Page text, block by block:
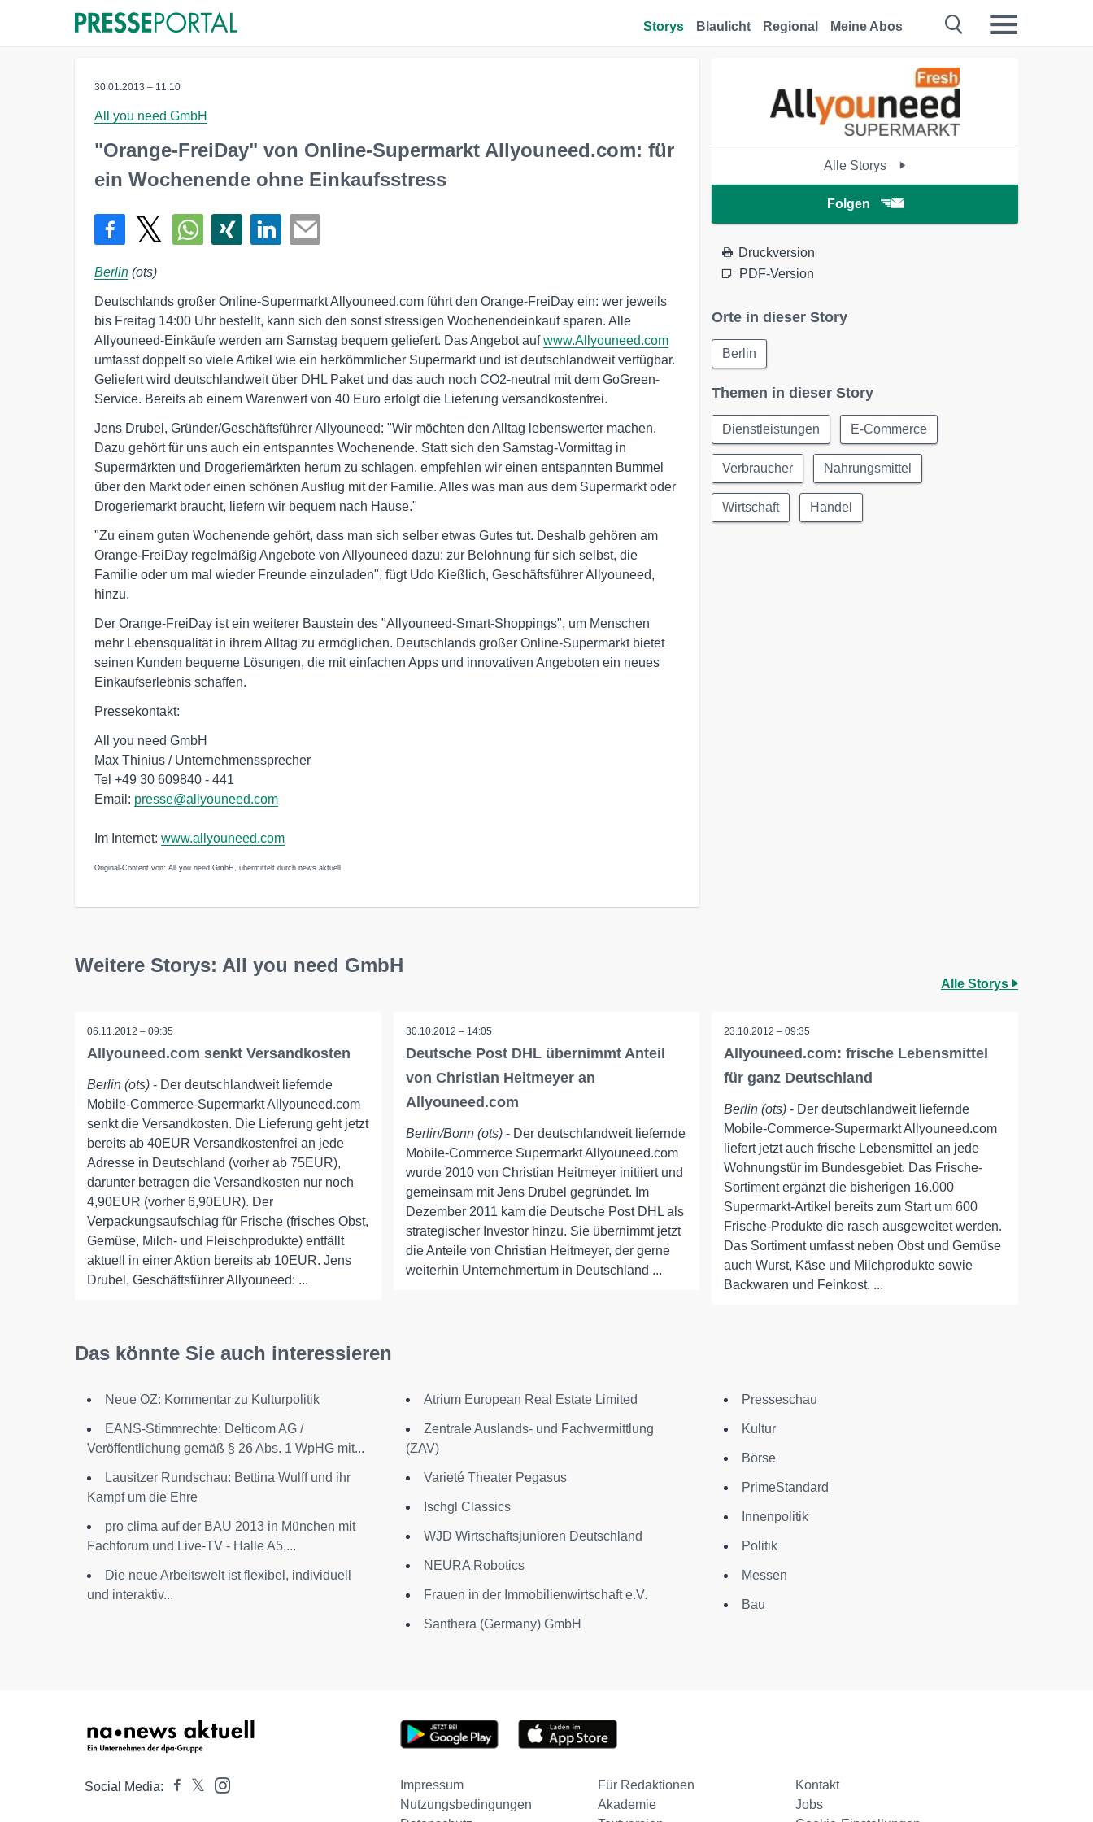
Storys Blaulicht Regional Meine Abos
30.01.2013 – 11:10
All you need GmbH
"Orange-FreiDay" von Online-Supermarkt Allyouneed.com: für
ein Wochenende ohne Einkaufsstress
Berlin (ots)
Deutschlands großer Online-Supermarkt Allyouneed.com führt den Orange-FreiDay ein: wer jeweils
bis Freitag 14:00 Uhr bestellt, kann sich den sonst stressigen Wochenendeinkauf sparen. Alle
Allyouneed-Einkäufe werden am Samstag bequem geliefert. Das Angebot aufwww.Allyouneed.com
umfasst doppelt so viele Artikel wie ein herkömmlicher Supermarkt und ist deutschlandweit verfügbar.
Geliefert wird deutschlandweit über DHL Paket und das auch noch CO2-neutral mit dem GoGreen-
Service. Bereits ab einem Warenwert von 40 Euro erfolgt die Lieferung versandkostenfrei.
Jens Drubel, Gründer/Geschäftsführer Allyouneed: "Wir möchten den Alltag lebenswerter machen.
Dazu gehört für uns auch ein entspanntes Wochenende. Statt sich den Samstag-Vormittag in
Supermärkten und Drogeriemärkten herum zu schlagen, empfehlen wir einen entspannten Bummel
über den Markt oder einen schönen Ausflug mit der Familie. Alles was man aus dem Supermarkt oder
Drogeriemarkt braucht, liefern wir bequem nach Hause."
"Zu einem guten Wochenende gehört, dass man sich selber etwas Gutes tut. Deshalb gehören am
Orange-FreiDay regelmäßig Angebote von Allyouneed dazu: zur Belohnung für sich selbst, die
Familie oder um mal wieder Freunde einzuladen", fügt Udo Kießlich, Geschäftsführer Allyouneed,
hinzu.
Der Orange-FreiDay ist ein weiterer Baustein des "Allyouneed-Smart-Shoppings", um Menschen
mehr Lebensqualität in ihrem Alltag zu ermöglichen. Deutschlands großer Online-Supermarkt bietet
seinen Kunden bequeme Lösungen, die mit einfachen Apps und innovativen Angeboten ein neues
Einkaufserlebnis schaffen.
Pressekontakt:
All you need GmbH
Max Thinius / Unternehmenssprecher
Tel +49 30 609840 - 441
Email: presse@allyouneed.com
Im Internet: www.allyouneed.com
Original-Content von: All you need GmbH, übermittelt durch news aktuell
Alle Storys
Folgen
Druckversion
PDF-Version
Orte in dieser Story
Berlin
Themen in dieser Story
Dienstleistungen E-Commerce
Verbraucher Nahrungsmittel
Wirtschaft Handel
Weitere Storys: All you need GmbH
Alle Storys
06.11.2012 – 09:35
Allyouneed.com senkt Versandkosten
Berlin (ots) - Der deutschlandweit liefernde
Mobile-Commerce-Supermarkt Allyouneed.com
senkt die Versandkosten. Die Lieferung geht jetzt
bereits ab 40EUR Versandkostenfrei an jede
Adresse in Deutschland (vorher ab 75EUR),
darunter betragen die Versandkosten nur noch
4,90EUR (vorher 6,90EUR). Der
Verpackungsaufschlag für Frische (frisches Obst,
Gemüse, Milch- und Fleischprodukte) entfällt
aktuell in einer Aktion bereits ab 10EUR. Jens
Drubel, Geschäftsführer Allyouneed: ...
30.10.2012 – 14:05
Deutsche Post DHL übernimmt Anteil
von Christian Heitmeyer an
Allyouneed.com
Berlin/Bonn (ots)- Der deutschlandweit liefernde
Mobile-Commerce Supermarkt Allyouneed.com
wurde 2010 von Christian Heitmeyer initiiert und
gemeinsam mit Jens Drubel gegründet. Im
Dezember 2011 kam die Deutsche Post DHL als
strategischer Investor hinzu. Sie übernimmt jetzt
die Anteile von Christian Heitmeyer, der gerne
weiterhin Unternehmertum in Deutschland ...
23.10.2012 – 09:35
Allyouneed.com: frische Lebensmittel
für ganz Deutschland
Berlin (ots) - Der deutschlandweit liefernde
Mobile-Commerce-Supermarkt Allyouneed.com
liefert jetzt auch frische Lebensmittel an jede
Wohnungstür im Bundesgebiet. Das Frische-
Sortiment ergänzt die bisherigen 16.000
Supermarkt-Artikel bereits zum Start um 600
Frische-Produkte die rasch ausgeweitet werden.
Das Sortiment umfasst neben Obst und Gemüse
auch Wurst, Käse und Milchprodukte sowie
Backwaren und Feinkost. ...
Das könnte Sie auch interessieren
Neue OZ: Kommentar zu Kulturpolitik
EANS-Stimmrechte: Delticom AG /
Veröffentlichung gemäß § 26 Abs. 1 WpHG mit...
Lausitzer Rundschau: Bettina Wulff und ihr
Kampf um die Ehre
pro clima auf der BAU 2013 in München mit
Fachforum und Live-TV - Halle A5,...
Die neue Arbeitswelt ist flexibel, individuell
und interaktiv...
Atrium European Real Estate Limited
Zentrale Auslands- und Fachvermittlung
(ZAV)
Varieté Theater Pegasus
Ischgl Classics
WJD Wirtschaftsjunioren Deutschland
NEURA Robotics
Frauen in der Immobilienwirtschaft e.V.
Santhera (Germany) GmbH
Presseschau
Kultur
Börse
PrimeStandard
Innenpolitik
Politik
Messen
Bau
Social Media: Impressum Für Redaktionen
Kontakt
Nutzungsbedingungen
Akademie
Jobs